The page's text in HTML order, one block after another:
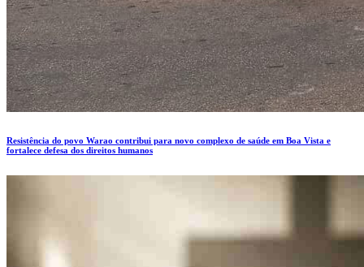
Resistência do povo Warao contribui para novo complexo de saúde em Boa Vista e
fortalece defesa dos direitos humanos